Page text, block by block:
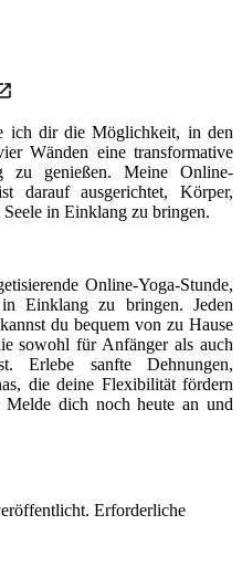
ich dir die Möglichkeit, in den
Wänden eine transformative
zu genießen. Meine Online-
darauf ausgerichtet, Körper,
Seele in Einklang zu bringen.
Online-Yoga-Stunde,
Einklang zu bringen. Jeden
du bequem von zu Hause
sowohl für Anfänger als auch
Erlebe sanfte Dehnungen,
die deine Flexibilität fördern
Melde dich noch heute an und
Erforderliche